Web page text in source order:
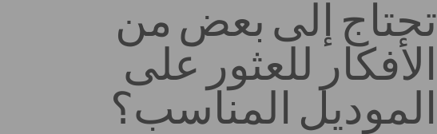
تحتاج إلى بعض من
الأفكار للعثور على
الموديل المناسب؟